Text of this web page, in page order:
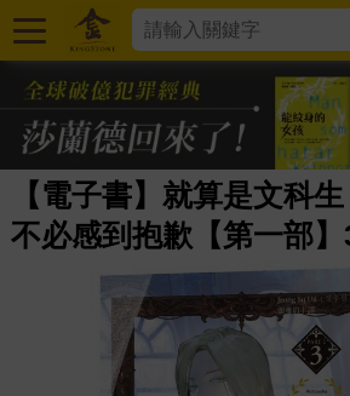
【電子書】就算是文科
不必感到抱歉【第一部】